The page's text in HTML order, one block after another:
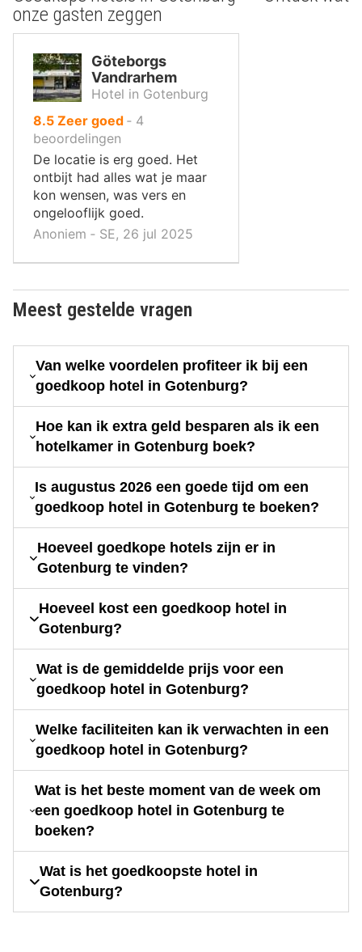
onze gasten zeggen
Göteborgs
Vandrarhem
Hotel in Gotenburg
8.5uit
10
,
Zeer goed ‐ 4
beoordelingen
De locatie is erg goed. Het
ontbijt had alles wat je maar
kon wensen, was vers en
ongelooflijk goed.
Anoniem ‐ SE, 26 jul 2025
Meest gestelde vragen
Van welke voordelen profiteer ik bij een
goedkoop hotel in Gotenburg?
Hoe kan ik extra geld besparen als ik een
hotelkamer in Gotenburg boek?
Is augustus 2026 een goede tijd om een
goedkoop hotel in Gotenburg te boeken?
Hoeveel goedkope hotels zijn er in
Gotenburg te vinden?
Hoeveel kost een goedkoop hotel in
Gotenburg?
Wat is de gemiddelde prijs voor een
goedkoop hotel in Gotenburg?
Welke faciliteiten kan ik verwachten in een
goedkoop hotel in Gotenburg?
Wat is het beste moment van de week om
een goedkoop hotel in Gotenburg te
boeken?
Wat is het goedkoopste hotel in
Gotenburg?